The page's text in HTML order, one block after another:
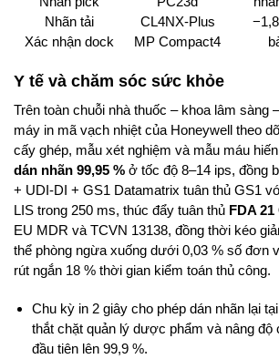
Nhãn tải
CL4NX-Plus
Xác nhận dock
MP Compact4
Y tế và chăm sóc sức khỏe
Trên toàn chuỗi nhà thuốc – khoa lâm sàng
máy in mã vạch nhiệt của Honeywell theo
cấy ghép, mẫu xét nghiệm và mẫu máu
dán nhãn 99,95 % ở tốc độ 8–14 ips, đồng
+ UDI-DI + GS1 Datamatrix tuân thủ GS1
LIS trong 250 ms, thúc đẩy tuân thủ FDA 21
EU MDR và TCVN 13138, đồng thời kéo
thể phòng ngừa xuống dưới 0,03 % số đơn
rút ngắn 18 % thời gian kiểm toán thủ công.
Chu kỳ in 2 giây cho phép dán nhãn lại
thắt chặt quản lý dược phẩm và nâng độ
đầu tiên lên 99,9 %.